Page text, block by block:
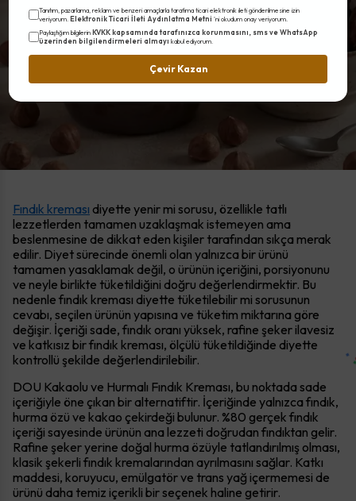
Diyette Yenir mi?
Fındık kreması diyette yenir mi sorusu, özellikle tatlı
lezzetlerden tamamen uzaklaşmak istemeyen ama
beslenmesine de dikkat eden kişiler tarafından sıkça merak
edilir. Diyet sürecinde önemli olan yalnızca bir ürünü
tamamen yasaklamak değil, o ürünün içeriğini, porsiyonunu
ve neyle birlikte tüketildiğini doğru değerlendirmektir. Bu
nedenle fındık kreması diyette tüketilebilir mi sorusunun
cevabı, seçilen ürünün yapısına ve tüketim miktarına göre
değişir. İçeriği sade, fındık oranı yüksek, rafine şeker ilavesiz
ve katkısız bir fındık kreması, ölçülü tüketildiğinde diyette
kontrollü şekilde değerlendirilebilir.
DOU Kakaolu ve Hurmalı Fındık Kreması, bu noktada sade
içeriğiyle öne çıkan bir alternatiftir. İçeriğinde yalnızca fındık,
hurma özü ve kakao çekirdeği bulunur. %80 gerçek fındık
içeriği sayesinde ürünün ana lezzeti doğrudan fındıktan gelir.
Rafine şeker yerine doğal hurma özüyle tatlandırılmış olması,
klasik şekerli fındık kremalarından ayrılmasını sağlar. Katkı
maddesi, koruyucu, emülgatör ve trans yağ içermemesi de
ürünü daha temiz içerikli bir seçenek haline getirir.
Tanıtım, pazarlama, reklam ve benzeri amaçlarla tarafıma ticari elektronik ileti gönderilmesine izin
veriyorum. Elektronik Ticari İleti Aydınlatma Metni 'ni okudum onay veriyorum.
Paylaştığım bilgilerin KVKK kapsamında tarafınızca korunmasını, sms ve WhatsApp
üzerinden bilgilendirmeleri almayı kabul ediyorum.
Çevir Kazan